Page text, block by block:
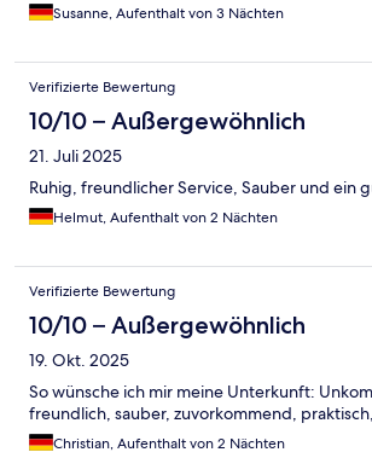
Susanne, Aufenthalt von 3 Nächten
Verifizierte Bewertung
10/10 – Außergewöhnlich
21. Juli 2025
Ruhig, freundlicher Service, Sauber und ein
Helmut, Aufenthalt von 2 Nächten
Verifizierte Bewertung
10/10 – Außergewöhnlich
19. Okt. 2025
So wünsche ich mir meine Unterkunft:
freundlich, sauber, zuvorkommend,
Christian, Aufenthalt von 2 Nächten